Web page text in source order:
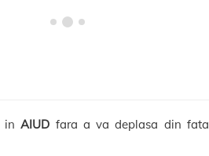
inAIUD fara a va deplasa din fata